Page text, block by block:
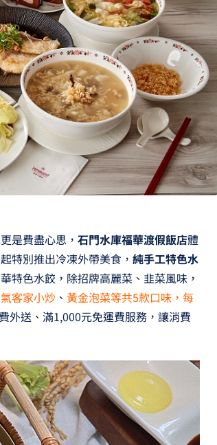
是費盡心思， 石門水庫福華渡假飯店體
特別推出冷凍外帶美食， 純手工特色水
特色水餃，除招牌高麗菜、韭菜風味，
客家小炒、 黃金泡菜等共5款口味，每
外送、滿1,000元免運費服務，讓消費